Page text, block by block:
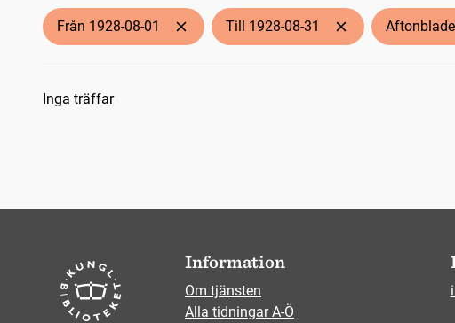
Från 1928-08-01 Till 1928-08-31
Sökresultat
Inga träffar
Information
Om tjänsten
Alla tidningar A-Ö